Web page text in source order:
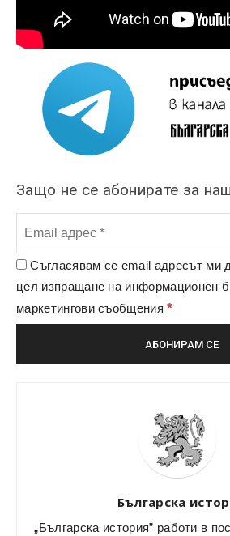
Защо не се абонирате за
Съгласявам се email адресът ми
цел изпращане на информационен
маркетингови съобщения*
Българска
„Българска история” работи в